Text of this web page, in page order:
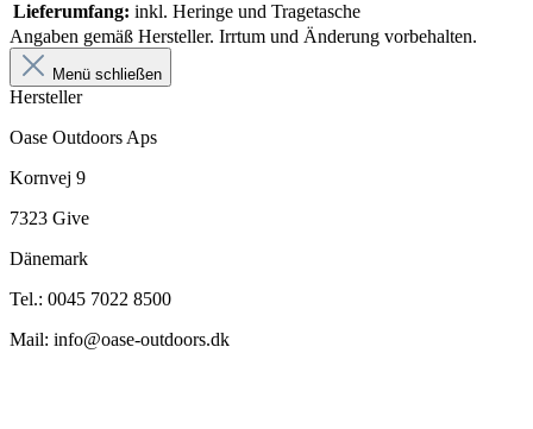
Lieferumfang: inkl. Heringe und Tragetasche
Angaben gemäß Hersteller. Irrtum und Änderung vorbehalten.
Menü schließen
Hersteller
Oase Outdoors Aps
Kornvej 9
7323 Give
Dänemark
Tel.: 0045 7022 8500
Mail: info@oase-outdoors.dk